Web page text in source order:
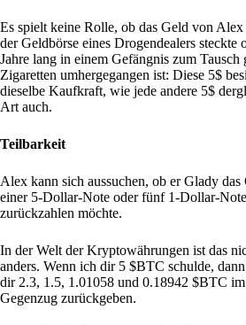
Es spielt keine Rolle, ob das Geld von
der Geldbörse eines Drogendealers steckte
Jahre lang in einem Gefängnis zum Tausch
Zigaretten umhergegangen ist: Diese 5$
dieselbe Kaufkraft, wie jede andere 5$
Art auch.
Teilbarkeit
Alex kann sich aussuchen, ob er Glady das
einer 5-Dollar-Note oder fünf 1-Dollar-
zurückzahlen möchte.
In der Welt der Kryptowährungen ist das
anders. Wenn ich dir 5 $BTC schulde,
dir 2.3, 1.5, 1.01058 und 0.18942 $BTC im
Gegenzug zurückgeben.